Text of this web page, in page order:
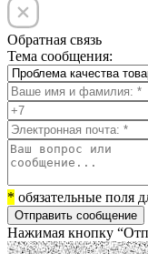
Обратная связь
Тема сообщения:
* обязательные поля
Отправить сообщение
Нажимая кнопку